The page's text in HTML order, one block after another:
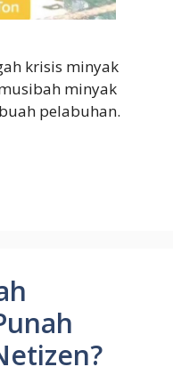
krisis minyak
minyak
pelabuhan.